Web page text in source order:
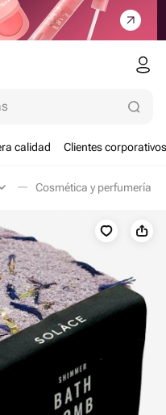
calidad Clientes corporativos
Cosmética y perfumería